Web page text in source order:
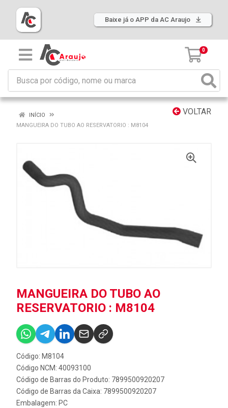
Baixe já o APP da AC Araujo
0
VOLTAR
INÍCIO
MANGUEIRA DO TUBO AO RESERVATORIO : M8104
MANGUEIRA DO TUBO AO
RESERVATORIO : M8104
Código: M8104
Código NCM: 40093100
Código de Barras do Produto: 7899500920207
Código de Barras da Caixa: 7899500920207
Embalagem: PC